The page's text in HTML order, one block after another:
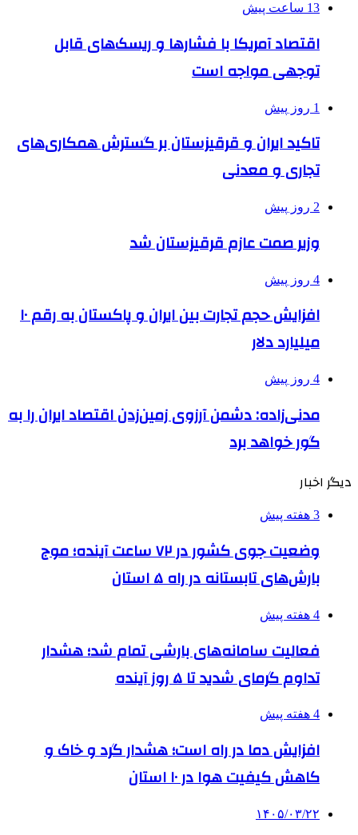
13 ساعت پیش
اقتصاد آمریکا با فشارها و ریسک‌های قابل
توجهی مواجه است
1 روز پیش
تاکید ایران و قرقیزستان بر گسترش همکاری‌های
تجاری و معدنی
2 روز پیش
وزیر صمت عازم قرقیزستان شد
4 روز پیش
افزایش حجم تجارت بین ایران و پاکستان به رقم ۱۰
میلیارد دلار
4 روز پیش
مدنی‌زاده: دشمن آرزوی زمین‌زدن اقتصاد ایران را به
گور خواهد برد
دیگر اخبار
3 هفته پیش
وضعیت جوی کشور در ۷۲ ساعت آینده؛ موج
بارش‌های تابستانه در راه ۵ استان
4 هفته پیش
فعالیت سامانه‌های بارشی تمام شد؛ هشدار
تداوم گرمای شدید تا ۵ روز آینده
4 هفته پیش
افزایش دما در راه است؛ هشدار گرد و خاک و
کاهش کیفیت هوا در ۱۰ استان
۱۴۰۵/۰۳/۲۲